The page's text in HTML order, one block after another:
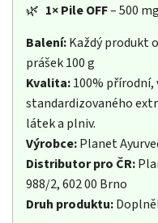
🌿 1×Pile OFF– 500
Balení:Každý produkt
prášek 100 g
Kvalita:100% přírodní,
standardizovaného
látek a plniv.
Výrobce:Planet
Distributor pro ČR:
988/2, 602 00 Brno
Druh produktu: